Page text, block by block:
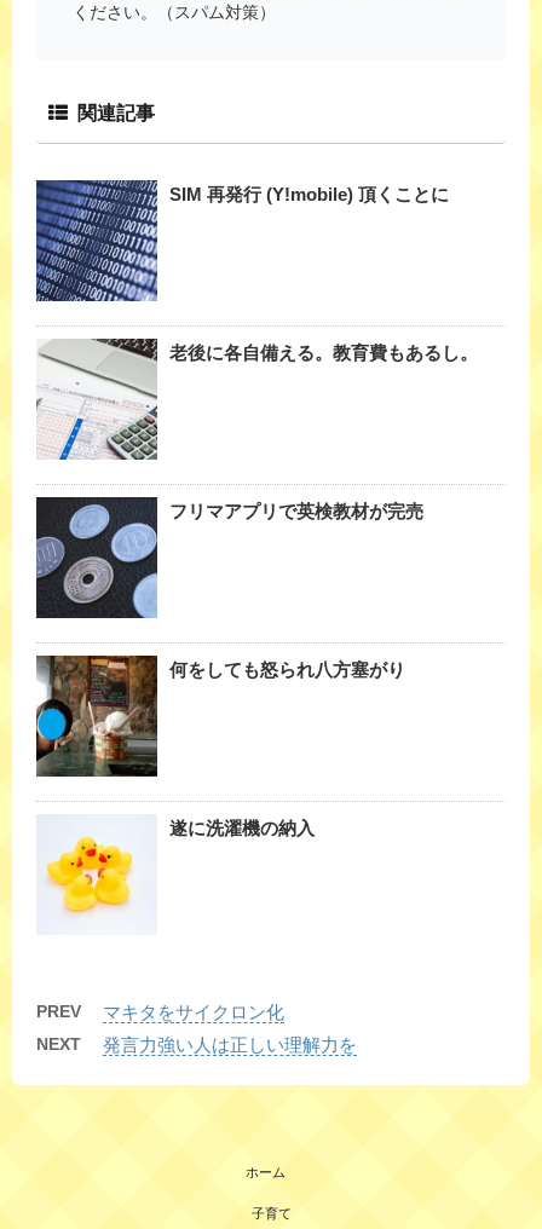
ください。（スパム対策）
関連記事
SIM 再発行 (Y!mobile) 頂くことに
老後に各自備える。教育費もあるし。
フリマアプリで英検教材が完売
何をしても怒られ八方塞がり
遂に洗濯機の納入
PREV マキタをサイクロン化
NEXT 発言力強い人は正しい理解力を
ホーム
子育て